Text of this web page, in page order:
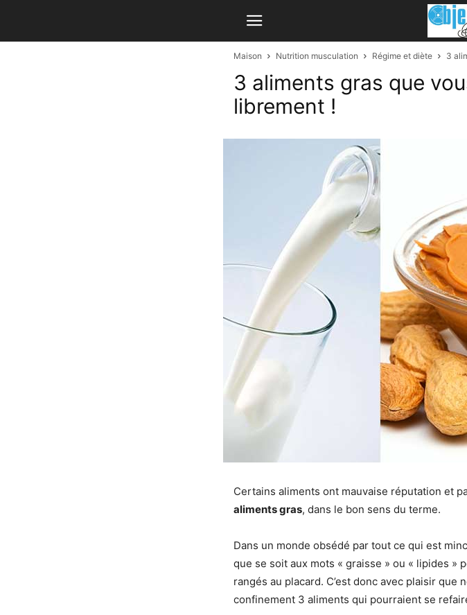
Maison Nutrition musculation Régime et diète 3
3 aliments gras que
librement !
Certains aliments ont mauvaise réputation et
aliments gras, dans le bon sens du terme.
Dans un monde obsédé par tout ce qui est
que se soit aux mots « graisse » ou « lipides »
rangés au placard. C’est donc avec plaisir
confinement 3 aliments qui pourraient se